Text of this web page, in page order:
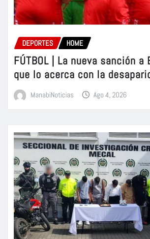
DEPORTES HOME
FÚTBOL | La nueva sanción a
que lo acerca con la
ManabiNoticias Ago 4, 2026